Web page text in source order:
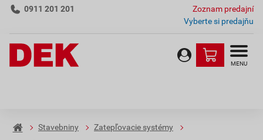
0911 201 201
Zoznam predajní
Vyberte si predajňu
MENU
Stavebniny
Zatepľovacie systémy